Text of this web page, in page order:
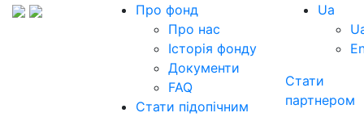
Про фонд
Про нас
Історія фонду
Документи
FAQ
Стати підопічним
Ua
Стати
партнером